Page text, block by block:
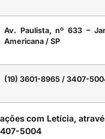
Av. Paulista, nº 633 –
Americana / SP
(19) 3601-8965 / 3407-
com Letícia,
5004